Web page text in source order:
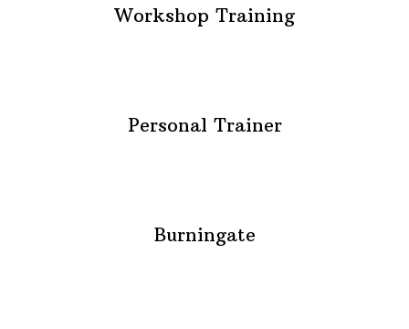
Workshop Training
Personal Trainer
Burningate